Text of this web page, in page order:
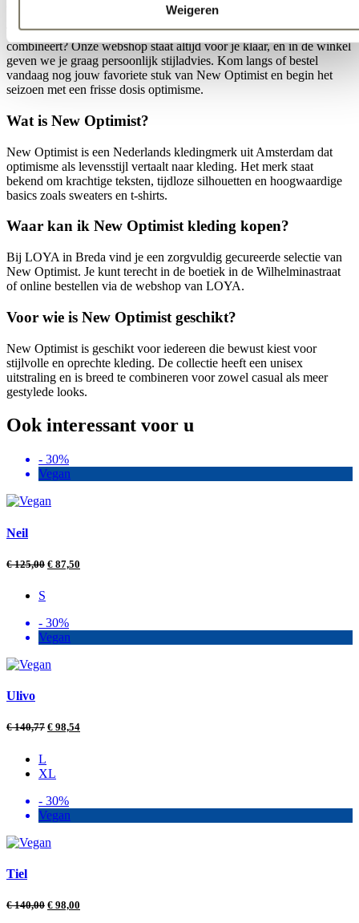
Weigeren
Twijfel je over de maat of wil je weten hoe je een stuk het beste
combineert? Onze webshop staat altijd voor je klaar, en in de winkel
geven we je graag persoonlijk stijladvies. Kom langs of bestel
vandaag nog jouw favoriete stuk van New Optimist en begin het
seizoen met een frisse dosis optimisme.
Wat is New Optimist?
New Optimist is een Nederlands kledingmerk uit Amsterdam dat
optimisme als levensstijl vertaalt naar kleding. Het merk staat
bekend om krachtige teksten, tijdloze silhouetten en hoogwaardige
basics zoals sweaters en t-shirts.
Waar kan ik New Optimist kleding kopen?
Bij LOYA in Breda vind je een zorgvuldig gecureerde selectie van
New Optimist. Je kunt terecht in de boetiek in de Wilhelminastraat
of online bestellen via de webshop van LOYA.
Voor wie is New Optimist geschikt?
New Optimist is geschikt voor iedereen die bewust kiest voor
stijlvolle en oprechte kleding. De collectie heeft een unisex
uitstraling en is breed te combineren voor zowel casual als meer
gestylede looks.
Ook interessant voor u
- 30%
Vegan
Neil
€125,00 € 87,50
S
- 30%
Vegan
Ulivo
€140,77 € 98,54
L
XL
- 30%
Vegan
Tiel
€140,00 € 98,00